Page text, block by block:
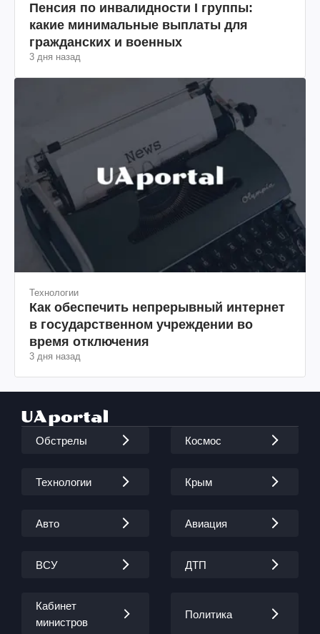
Пенсия по инвалидности I группы:
какие минимальные выплаты для
гражданских и военных
3 дня назад
Технологии
Как обеспечить непрерывный интернет
в государственном учреждении во
время отключения
3 дня назад
Обстрелы Космос
Технологии Крым
Авто Авиация
ВСУ ДТП
Кабинет
министров
Политика